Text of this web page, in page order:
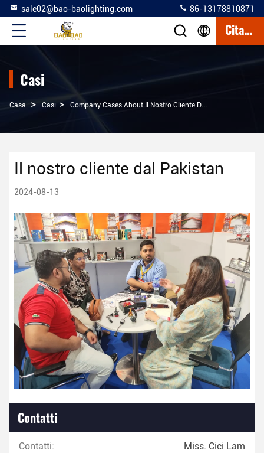
sale02@bao-baolighting.com 86-13178810871
Citazione
Casi
Casa. > Casi > Company Cases About Il Nostro Cliente Dal Pakistan
Il nostro cliente dal Pakistan
2024-08-13
Contatti
Contatti: Miss. Cici Lam